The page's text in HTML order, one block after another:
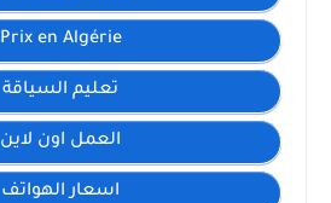
Prix en Algérie
تعليم السياقة
العمل اون لاين
اسعار الهواتف